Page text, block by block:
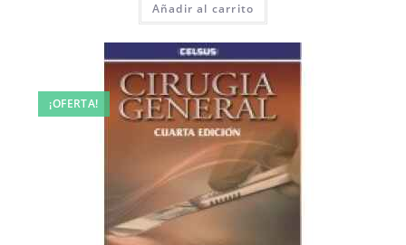
Añadir al carrito
¡OFERTA!